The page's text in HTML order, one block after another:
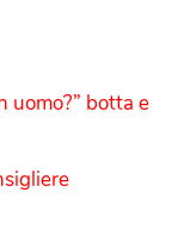
uomo?” botta e